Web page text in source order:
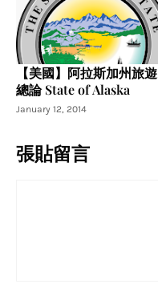
【美國】阿拉斯加州旅遊
總論 State of Alaska
January 12, 2014
張貼留言